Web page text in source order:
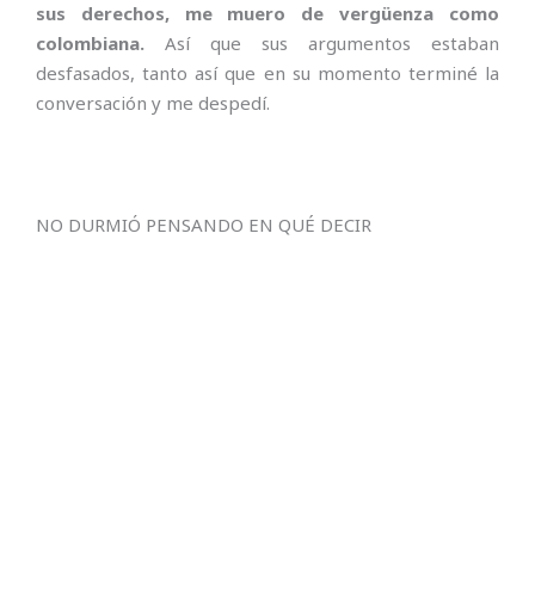
sus derechos, me muero de vergüenza como
colombiana. Así que sus argumentos estaban
desfasados, tanto así que en su momento terminé la
conversación y me despedí.
NO DURMIÓ PENSANDO EN QUÉ DECIR